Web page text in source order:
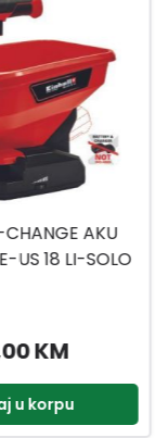
ZA ŽIVICU
LI-SOLO
KM
u korpu